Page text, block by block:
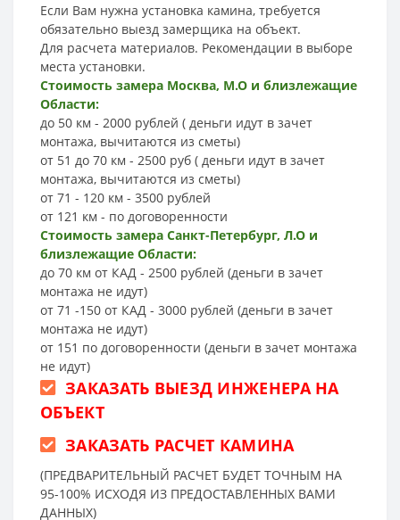
Если Вам нужна установка камина, требуется
обязательно выезд замерщика на объект.
Для расчета материалов. Рекомендации в выборе
места установки.
Стоимость замера Москва, М.О и близлежащие
Области:
до 50 км - 2000 рублей ( деньги идут в зачет
монтажа, вычитаются из сметы)
от 51 до 70 км - 2500 руб ( деньги идут в зачет
монтажа, вычитаются из сметы)
от 71 - 120 км - 3500 рублей
от 121 км - по договоренности
Стоимость замера Санкт-Петербург, Л.О и
близлежащие Области:
до 70 км от КАД - 2500 рублей (деньги в зачет
монтажа не идут)
от 71 -150 от КАД - 3000 рублей (деньги в зачет
монтажа не идут)
от 151 по договоренности (деньги в зачет монтажа
не идут)
ЗАКАЗАТЬ ВЫЕЗД ИНЖЕНЕРА НА
ОБЪЕКТ
ЗАКАЗАТЬ РАСЧЕТ КАМИНА
(ПРЕДВАРИТЕЛЬНЫЙ РАСЧЕТ БУДЕТ ТОЧНЫМ НА
95-100% ИСХОДЯ ИЗ ПРЕДОСТАВЛЕННЫХ ВАМИ
ДАННЫХ)